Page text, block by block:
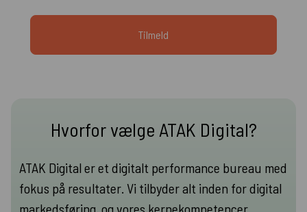
Hvorfor vælge ATAK Digital?
ATAK Digital er et digitalt performance bureau med
fokus på resultater. Vi tilbyder alt inden for digital
markedsføring, og vores kernekompetencer